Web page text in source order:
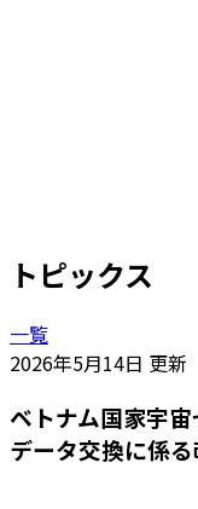
トピックス
一覧
2026年5月14日 更新
ベトナム国家宇
データ交換に係